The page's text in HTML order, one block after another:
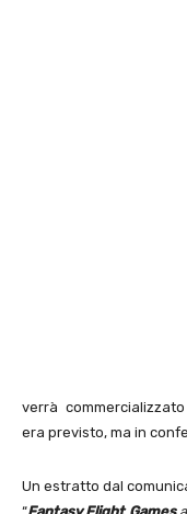
verrà
era previsto, ma in
Un estratto dal